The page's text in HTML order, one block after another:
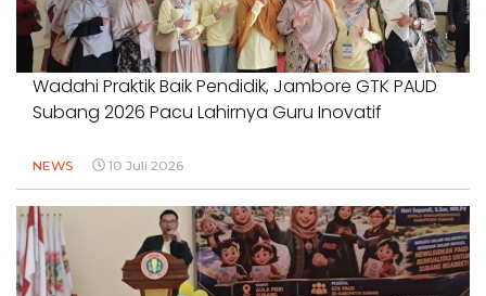
Wadahi Praktik Baik Pendidik, Jambore GTK PAUD
Subang 2026 Pacu Lahirnya Guru Inovatif
NEWS 10 Juli 2026